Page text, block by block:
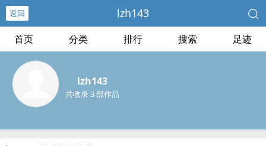
返回 lzh143
首页 分类 排行 搜索 足迹
lzh143
共收录 3 部作品